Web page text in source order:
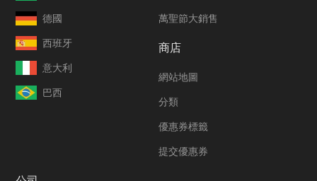
德國
西班牙
意大利
巴西
萬聖節大銷售
商店
網站地圖
分類
優惠券標籤
提交優惠券